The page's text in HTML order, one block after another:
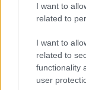
I want to
related to
I want to
related to
functionality
user